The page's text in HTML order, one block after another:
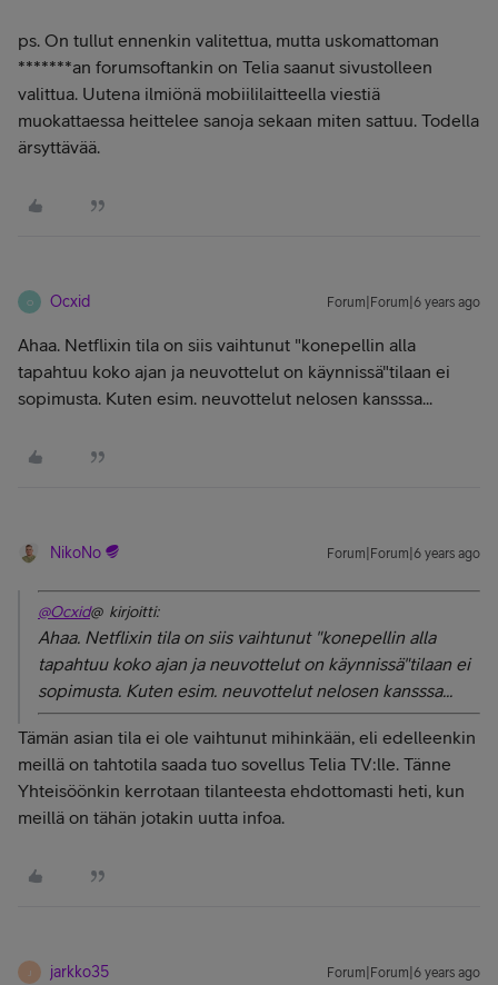
ps. On tullut ennenkin valitettua, mutta uskomattoman
*******an forumsoftankin on Telia saanut sivustolleen
valittua. Uutena ilmiönä mobiililaitteella viestiä
muokattaessa heittelee sanoja sekaan miten sattuu. Todella
ärsyttävää.
O Ocxid Forum|Forum|6 years ago
Ahaa. Netflixin tila on siis vaihtunut "konepellin alla
tapahtuu koko ajan ja neuvottelut on käynnissä"tilaan ei
sopimusta. Kuten esim. neuvottelut nelosen kansssa...
NikoNo Forum|Forum|6 years ago
@Ocxid@ kirjoitti:
Ahaa. Netflixin tila on siis vaihtunut "konepellin alla
tapahtuu koko ajan ja neuvottelut on käynnissä"tilaan ei
sopimusta. Kuten esim. neuvottelut nelosen kansssa...
Tämän asian tila ei ole vaihtunut mihinkään, eli edelleenkin
meillä on tahtotila saada tuo sovellus Telia TV:lle. Tänne
Yhteisöönkin kerrotaan tilanteesta ehdottomasti heti, kun
meillä on tähän jotakin uutta infoa.
J jarkko35 Forum|Forum|6 years ago